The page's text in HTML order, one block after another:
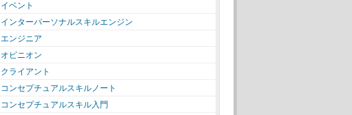
イベント
インターパーソナルスキルエンジン
エンジニア
オピニオン
クライアント
コンセプチュアルスキルノート
コンセプチュアルスキル入門